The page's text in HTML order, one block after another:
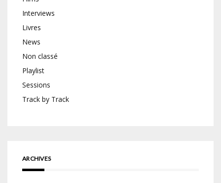
Interviews
Livres
News
Non classé
Playlist
Sessions
Track by Track
ARCHIVES